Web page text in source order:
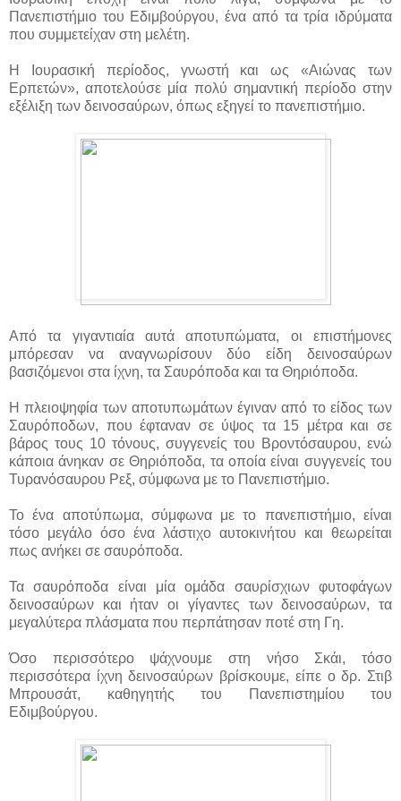
Πανεπιστήμιο του Εδιμβούργου, ένα από τα τρία ιδρύματα
που συμμετείχαν στη μελέτη.
Η Ιουρασική περίοδος, γνωστή και ως «Αιώνας των
Ερπετών», αποτελούσε μία πολύ σημαντική περίοδο στην
εξέλιξη των δεινοσαύρων, όπως εξηγεί το πανεπιστήμιο.
Από τα γιγαντιαία αυτά αποτυπώματα, οι επιστήμονες
μπόρεσαν να αναγνωρίσουν δύο είδη δεινοσαύρων
βασιζόμενοι στα ίχνη, τα Σαυρόποδα και τα Θηριόποδα.
Η πλειοψηφία των αποτυπωμάτων έγιναν από το είδος των
Σαυρόποδων, που έφταναν σε ύψος τα 15 μέτρα και σε
βάρος τους 10 τόνους, συγγενείς του Βροντόσαυρου, ενώ
κάποια άνηκαν σε Θηριόποδα, τα οποία είναι συγγενείς του
Τυρανόσαυρου Ρεξ, σύμφωνα με το Πανεπιστήμιο.
Το ένα αποτύπωμα, σύμφωνα με το πανεπιστήμιο, είναι
τόσο μεγάλο όσο ένα λάστιχο αυτοκινήτου και θεωρείται
πως ανήκει σε σαυρόποδα.
Τα σαυρόποδα είναι μία ομάδα σαυρίσχιων φυτοφάγων
δεινοσαύρων και ήταν οι γίγαντες των δεινοσαύρων, τα
μεγαλύτερα πλάσματα που περπάτησαν ποτέ στη Γη.
Όσο περισσότερο ψάχνουμε στη νήσο Σκάι, τόσο
περισσότερα ίχνη δεινοσαύρων βρίσκουμε, είπε ο δρ. Στιβ
Μπρουσάτ, καθηγητής του Πανεπιστημίου του
Εδιμβούργου.